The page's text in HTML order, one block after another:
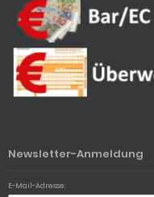
Newsletter-Anmeldung
E-Mail-Adresse: